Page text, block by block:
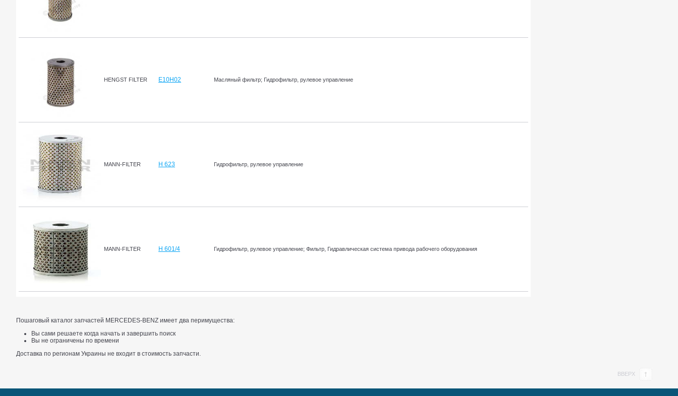
HENGST FILTER E10H02 Масляный фильтр; Гидрофильтр, рулевое управление
MANN-FILTER H 623 Гидрофильтр, рулевое управление
MANN-FILTER H 601/4 Гидрофильтр, рулевое управление; Фильтр, Гидравлическая система привода рабочего оборудования
Пошаговый каталог запчастей MERCEDES-BENZ имеет два перимущества:
Вы сами решаете когда начать и завершить поиск
Вы не ограничены по времени
Доставка по регионам Украины не входит в стоимость запчасти.
ВВЕРХ